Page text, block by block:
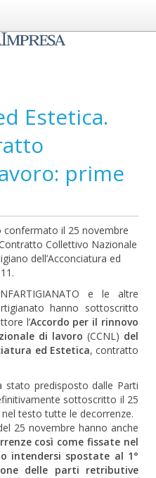
Estetica.
prime
confermato il 25 novembre
Collettivo Nazionale
dell’Acconciatura ed
e le altre
hanno sottoscritto
l’Accordo per il rinnovo
di lavoro (CCNL) del
ed Estetica, contratto
predisposto dalle Parti
sottoscritto il 25
testo tutte le decorrenze.
25 novembre hanno anche
così come fissate nel
intendersi spostate al 1°
delle parti retributive